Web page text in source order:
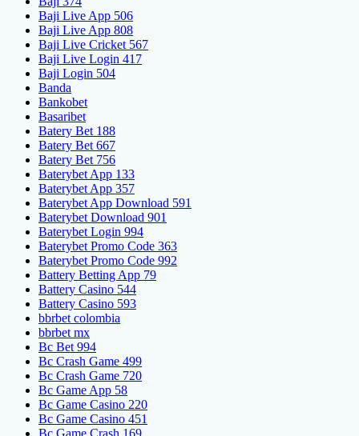
Baji Live App 506
Baji Live App 808
Baji Live Cricket 567
Baji Live Login 417
Baji Login 504
Banda
Bankobet
Basaribet
Batery Bet 188
Batery Bet 667
Batery Bet 756
Baterybet App 133
Baterybet App 357
Baterybet App Download 591
Baterybet Download 901
Baterybet Login 994
Baterybet Promo Code 363
Baterybet Promo Code 992
Battery Betting App 79
Battery Casino 544
Battery Casino 593
bbrbet colombia
bbrbet mx
Bc Bet 994
Bc Crash Game 499
Bc Crash Game 720
Bc Game App 58
Bc Game Casino 220
Bc Game Casino 451
Bc Game Crash 169